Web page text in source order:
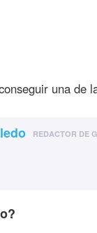
una de
REDACTOR DE